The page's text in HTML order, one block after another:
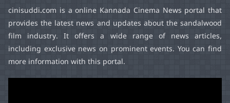
cinisuddi.com is a online Kannada Cinema News portal that
provides the latest news and updates about the sandalwood
film industry. It offers a wide range of news articles,
including exclusive news on prominent events. You can find
more information with this portal.